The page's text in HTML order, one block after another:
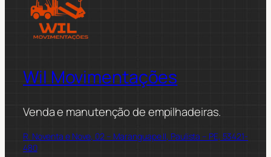
Wil Movimentações
Venda e manutenção de empilhadeiras.
R. Noventa e Nove, 02 – Maranguape II, Paulista – PE, 53421-
480